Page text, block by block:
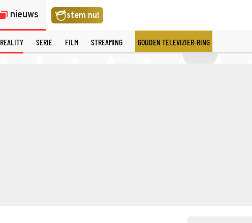
nieuws stem nu!
REALITY SERIE FILM STREAMING GOUDEN TELEVIZIER-RING